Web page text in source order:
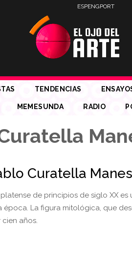
ESPENGPORT
TENDENCIAS
MEMESUNDA RADIO
Curatella Manes
de principios de siglo XX
La figura mitológica, que
años.